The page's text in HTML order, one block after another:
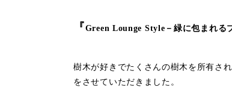
『Green Lounge Style－緑に包まれる
樹木が好きでたくさんの樹木を所有さ
をさせていただきました。